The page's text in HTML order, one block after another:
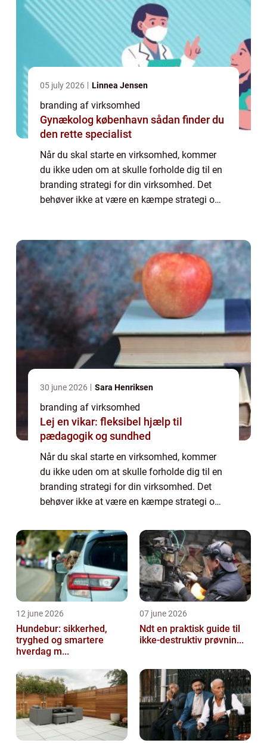
05 july 2026 Linnea Jensen
branding af virksomhed
Gynækolog københavn sådan finder du
den rette specialist
Når du skal starte en virksomhed, kommer
du ikke uden om at skulle forholde dig til en
branding strategi for din virksomhed. Det
behøver ikke at være en kæmpe strategi om
30 june 2026 Sara Henriksen
branding af virksomhed
Lej en vikar: fleksibel hjælp til
pædagogik og sundhed
Når du skal starte en virksomhed, kommer
du ikke uden om at skulle forholde dig til en
branding strategi for din virksomhed. Det
behøver ikke at være en kæmpe strategi om
pla...
12 june 2026
Hundebur: sikkerhed,
tryghed og smartere
hverdag m...
07 june 2026
Ndt en praktisk guide til
ikke-destruktiv prøvnin...